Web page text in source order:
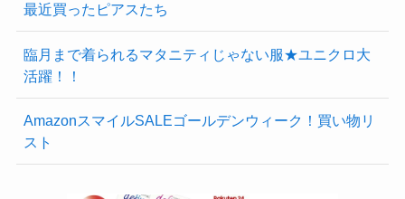
最近買ったピアスたち
臨月まで着られるマタニティじゃない服★ユニクロ大
活躍！！
AmazonスマイルSALEゴールデンウィーク！買い物リ
スト